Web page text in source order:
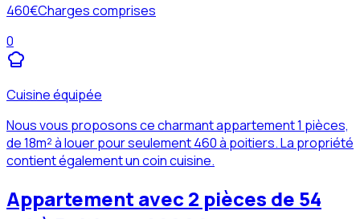
460€Charges comprises
0
Cuisine équipée
Nous vous proposons ce charmant appartement 1 pièces,
de 18m² à louer pour seulement 460 à poitiers. La propriété
contient également un coin cuisine.
Appartement avec 2 pièces de 54